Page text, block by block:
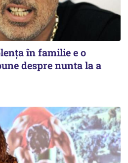
în familie e o
despre nunta la a